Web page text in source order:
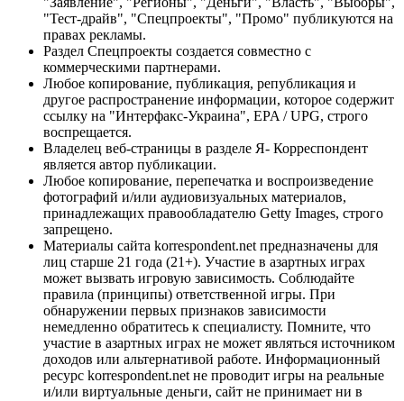
"Тест-драйв", "Спецпроекты", "Промо" публикуются на
правах рекламы.
Раздел Спецпроекты создается совместно с
коммерческими партнерами.
Любое копирование, публикация, републикация и
другое распространение информации, которое содержит
ссылку на "Интерфакс-Украина", EPA / UPG, строго
воспрещается.
Владелец веб-страницы в разделе Я- Корреспондент
является автор публикации.
Любое копирование, перепечатка и воспроизведение
фотографий и/или аудиовизуальных материалов,
принадлежащих правообладателю Getty Images, строго
запрещено.
Материалы сайта korrespondent.net предназначены для
лиц старше 21 года (21+). Участие в азартных играх
может вызвать игровую зависимость. Соблюдайте
правила (принципы) ответственной игры. При
обнаружении первых признаков зависимости
немедленно обратитесь к специалисту. Помните, что
участие в азартных играх не может являться источником
доходов или альтернативой работе. Информационный
ресурс korrespondent.net не проводит игры на реальные
и/или виртуальные деньги, сайт не принимает ни в